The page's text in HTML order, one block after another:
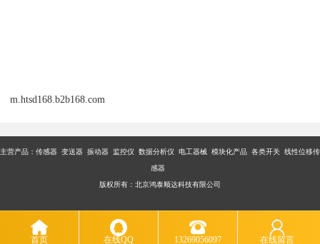
m.htsd168.b2b168.com
主营产品：传感器 变送器 振动器 监控仪 数据分析仪 电工器械 模块化产品 各类开关 线性位移传
感器
版权所有：北京鸿泰顺达科技有限公司
首页 在线QQ 13269056097 在线留言